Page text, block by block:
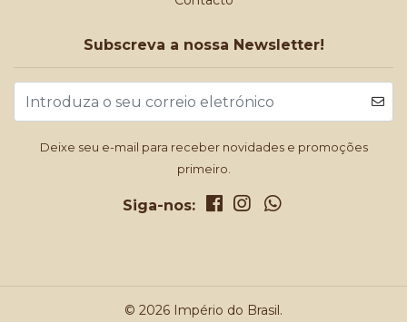
Subscreva a nossa Newsletter!
Deixe seu e-mail para receber novidades e promoções
primeiro.
Siga-nos:
© 2026 Império do Brasil.